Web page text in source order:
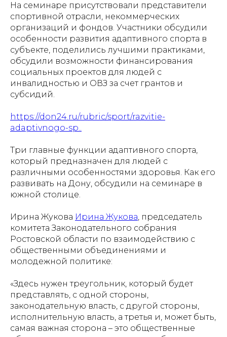
На семинаре присутствовали представители
спортивной отрасли, некоммерческих
организаций и фондов. Участники обсудили
особенности развития адаптивного спорта в
субъекте, поделились лучшими практиками,
обсудили возможности финансирования
социальных проектов для людей с
инвалидностью и ОВЗ за счет грантов и
субсидий.
https://don24.ru/rubric/sport/razvitie-
adaptivnogo-sp..
Три главные функции адаптивного спорта,
который предназначен для людей с
различными особенностями здоровья. Как его
развивать на Дону, обсудили на семинаре в
южной столице.
Ирина Жукова Ирина Жукова, председатель
комитета Законодательного собрания
Ростовской области по взаимодействию с
общественными объединениями и
молодежной политике:
«Здесь нужен треугольник, который будет
представлять, с одной стороны,
законодательную власть, с другой стороны,
исполнительную власть, а третья и, может быть,
самая важная сторона – это общественные